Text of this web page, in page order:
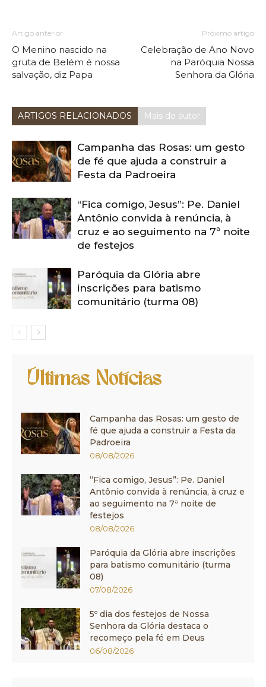
Artigo anterior
O Menino nascido na
gruta de Belém é nossa
salvação, diz Papa
Próximo artigo
Celebração de Ano Novo
na Paróquia Nossa
Senhora da Glória
ARTIGOS RELACIONADOS Mais do autor
Campanha das Rosas: um gesto
de fé que ajuda a construir a
Festa da Padroeira
“Fica comigo, Jesus”: Pe. Daniel
Antônio convida à renúncia, à
cruz e ao seguimento na 7ª noite
de festejos
Paróquia da Glória abre
inscrições para batismo
comunitário (turma 08)
Últimas Notícias
Campanha das Rosas: um gesto de
fé que ajuda a construir a Festa da
Padroeira
08/08/2026
“Fica comigo, Jesus”: Pe. Daniel
Antônio convida à renúncia, à cruz e
ao seguimento na 7ª noite de
festejos
08/08/2026
Paróquia da Glória abre inscrições
para batismo comunitário (turma
08)
07/08/2026
5º dia dos festejos de Nossa
Senhora da Glória destaca o
recomeço pela fé em Deus
06/08/2026